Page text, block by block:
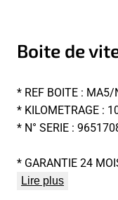
Boite de
* REF BOITE : MA5/
* KILOMETRAGE :
* N° SERIE :
* GARANTIE 24
Lire plus